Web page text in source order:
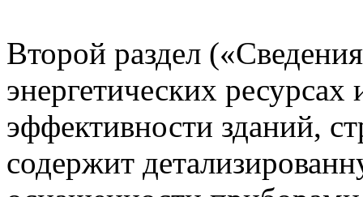
Второй раздел
энергетических ресурсах
эффективности зданий,
содержит